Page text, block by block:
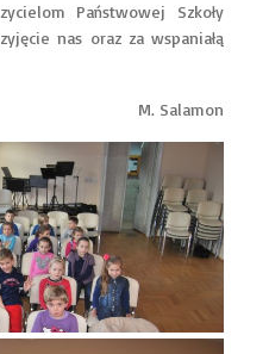
Państwowej Szkoły
nas oraz za wspaniałą
M. Salamon